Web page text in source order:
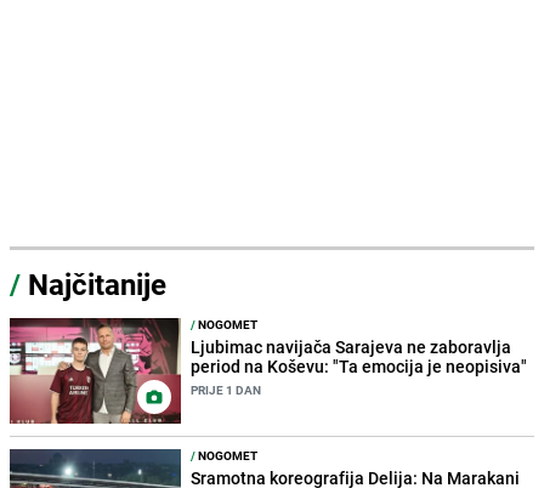
/ Najčitanije
/NOGOMET
Ljubimac navijača Sarajeva ne zaboravlja
period na Koševu: "Ta emocija je neopisiva"
PRIJE 1 DAN
/NOGOMET
Sramotna koreografija Delija: Na Marakani